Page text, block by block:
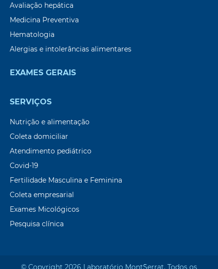
Avaliação hepática
Medicina Preventiva
Hematologia
Alergias e intolerâncias alimentares
EXAMES GERAIS
SERVIÇOS
Nutrição e alimentação
Coleta domiciliar
Atendimento pediátrico
Covid-19
Fertilidade Masculina e Feminina
Coleta empresarial
Exames Micológicos
Pesquisa clínica
© Copyright 2026 Laboratório Mont`Serrat. Todos os